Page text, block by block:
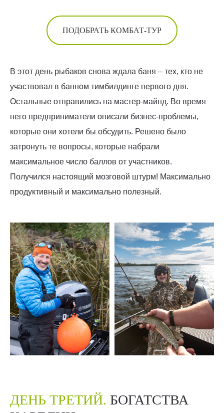
ПОДОБРАТЬ КОМБАТ-ТУР
В этот день рыбаков снова ждала баня – тех, кто не
участвовал в банном тимбилдинге первого дня.
Остальные отправились на мастер-майнд. Во время
него предприниматели описали бизнес-проблемы,
которые они хотели бы обсудить. Решено было
затронуть те вопросы, которые набрали
максимальное число баллов от участников.
Получился настоящий мозговой штурм! Максимально
продуктивный и максимально полезный.
ДЕНЬ ТРЕТИЙ. БОГАТСТВА